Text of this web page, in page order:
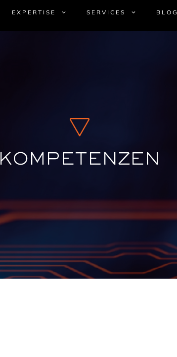
EXPERTISE SERVICES BLOG
KOMPETENZEN